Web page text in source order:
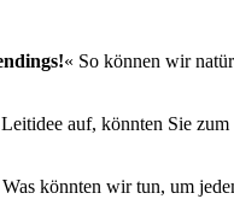
« So können wir
auf, könnten Sie
könnten wir tun, um